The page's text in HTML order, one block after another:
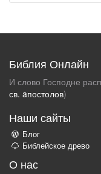
Библия Онлайн
И слово Господне
св. aпостолов)
Наши сайты
Блог
Библейское древо
О нас